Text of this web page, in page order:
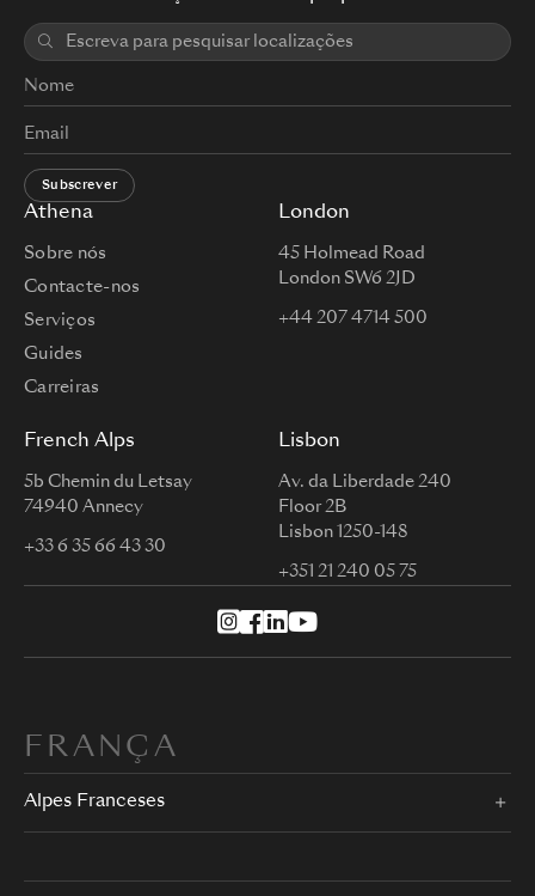
Athena
Sobre nós
Contacte-nos
Serviços
Guides
Carreiras
London
45 Holmead Road
London SW6 2JD
+44 207 4714 500
French Alps
5b Chemin du Letsay
74940 Annecy
+33 6 35 66 43 30
Lisbon
Av. da Liberdade 240
Floor 2B
Lisbon 1250-148
+351 21 240 05 75
Subscrever
FRANÇA
Alpes Franceses